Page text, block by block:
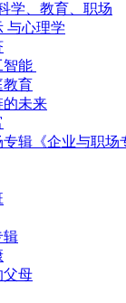
学、教育、职场
与心理学
智能
教育
的未来
辑《企业与职场
辑
父母